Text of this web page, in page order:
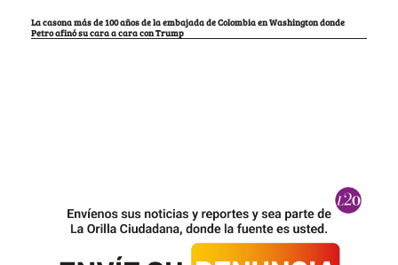
La casona más de 100 años de la embajada de Colombia en Washington donde
Petro afinó su cara a cara con Trump